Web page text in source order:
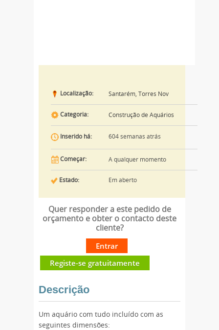
Localização: Santarém, Torres Nov
Categoria: Construção de Aquários
Inserido há: 604 semanas atrás
Começar: A qualquer momento
Estado: Em aberto
Quer responder a este pedido de
orçamento e obter o contacto deste
cliente?
Entrar
Registe-se gratuitamente
Descrição
Um aquário com tudo incluído com as
seguintes dimensões: